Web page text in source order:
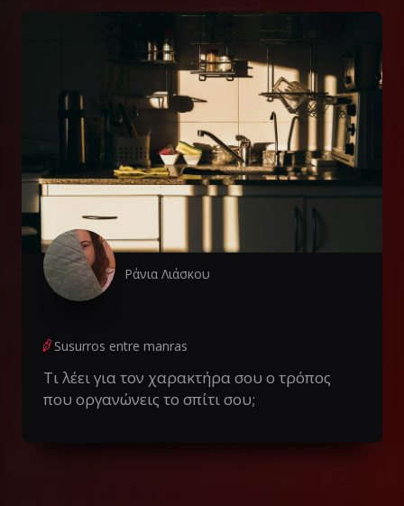
Ράνια Λιάσκου
Susurros entre manras
Τι λέει για τον χαρακτήρα σου ο τρόπος
που οργανώνεις το σπίτι σου;